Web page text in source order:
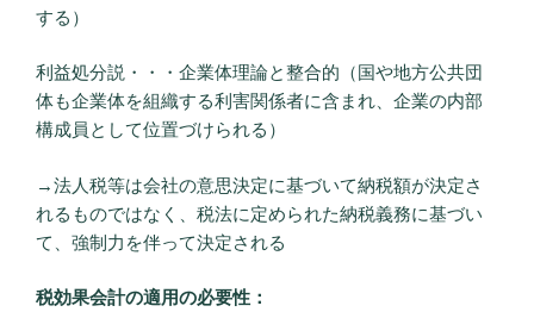
する）
利益処分説・・・企業体理論と整合的（国や地方公共団
体も企業体を組織する利害関係者に含まれ、企業の内部
構成員として位置づけられる）
→法人税等は会社の意思決定に基づいて納税額が決定さ
れるものではなく、税法に定められた納税義務に基づい
て、強制力を伴って決定される
税効果会計の適用の必要性：